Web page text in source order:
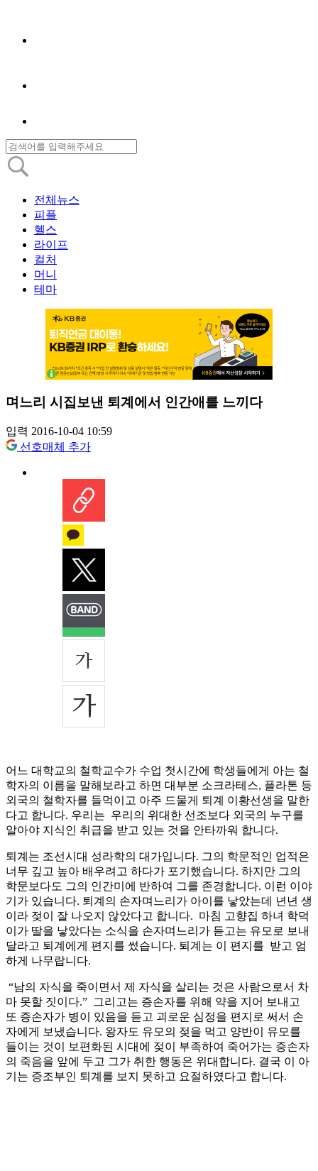
전체뉴스
피플
헬스
라이프
컬처
머니
테마
며느리 시집보낸 퇴계에서 인간애를 느끼다
입력 2016-10-04 10:59
선호매체 추가
어느 대학교의 철학교수가 수업 첫시간에 학생들에게 아는 철
학자의 이름을 말해보라고 하면 대부분 소크라테스, 플라톤 등
외국의 철학자를 들먹이고 아주 드물게 퇴계 이황선생을 말한
다고 합니다. 우리는 우리의 위대한 선조보다 외국의 누구를
알아야 지식인 취급을 받고 있는 것을 안타까워 합니다.
퇴계는 조선시대 성라학의 대가입니다. 그의 학문적인 업적은
너무 깊고 높아 배우려고 하다가 포기했습니다. 하지만 그의
학문보다도 그의 인간미에 반하여 그를 존경합니다. 이런 이야
기가 있습니다. 퇴계의 손자며느리가 아이를 낳았는데 년년 생
이라 젖이 잘 나오지 않았다고 합니다. 마침 고향집 하녀 학덕
이가 딸을 낳았다는 소식을 손자며느리가 듣고는 유모로 보내
달라고 퇴계에게 편지를 썼습니다. 퇴계는 이 편지를 받고 엄
하게 나무랍니다.
“남의 자식을 죽이면서 제 자식을 살리는 것은 사람으로서 차
마 못할 짓이다.” 그리고는 증손자를 위해 약을 지어 보내고
또 증손자가 병이 있음을 듣고 괴로운 심정을 편지로 써서 손
자에게 보냈습니다. 왕자도 유모의 젖을 먹고 양반이 유모를
들이는 것이 보편화된 시대에 젖이 부족하여 죽어가는 증손자
의 죽음을 앞에 두고 그가 취한 행동은 위대합니다. 결국 이 아
기는 증조부인 퇴계를 보지 못하고 요절하였다고 합니다.